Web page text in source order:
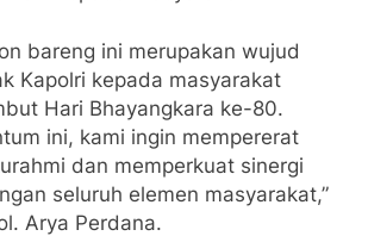
bareng ini merupakan wujud
Kapolri kepada masyarakat
Hari Bhayangkara ke-80.
ini, kami ingin mempererat
dan memperkuat sinergi
seluruh elemen masyarakat,”
Arya Perdana.